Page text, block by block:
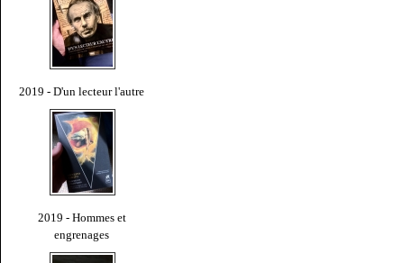
2019 - D'un lecteur l'autre
2019 - Hommes et
engrenages